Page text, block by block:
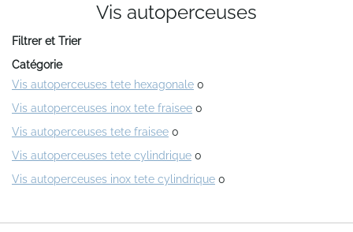
Vis autoperceuses
Filtrer et Trier
Catégorie
Vis autoperceuses tete hexagonale 0
Vis autoperceuses inox tete fraisee 0
Vis autoperceuses tete fraisee 0
Vis autoperceuses tete cylindrique 0
Vis autoperceuses inox tete cylindrique 0